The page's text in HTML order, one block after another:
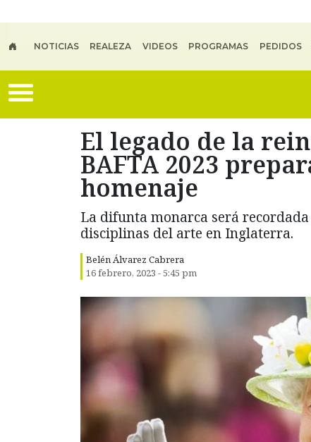
NOTICIAS REALEZA VIDEOS PROGRAMAS PEDIDOS
El legado de la
BAFTA 2023
homenaje
La difunta monarca será
disciplinas del arte en Inglaterra.
Belén Álvarez Cabrera
16 febrero, 2023 - 5:45 pm